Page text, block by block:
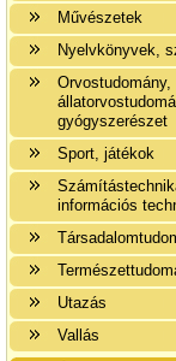
Művészetek
Nyelvkönyvek,
Orvostudomány,
gyógyszerészet
Sport, játékok
információs
Utazás
Vallás